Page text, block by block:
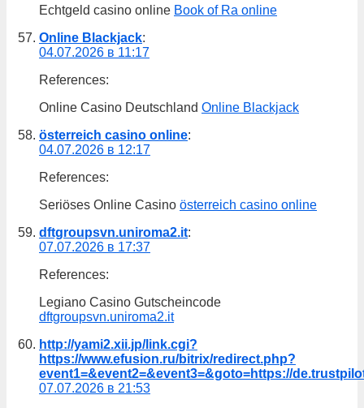
Echtgeld casino online Book of Ra online
Online Blackjack:
04.07.2026 в 11:17
References:
Online Casino Deutschland Online Blackjack
österreich casino online:
04.07.2026 в 12:17
References:
Seriöses Online Casino österreich casino online
dftgroupsvn.uniroma2.it:
07.07.2026 в 17:37
References:
Legiano Casino Gutscheincode
dftgroupsvn.uniroma2.it
http://yami2.xii.jp/link.cgi?
https://www.efusion.ru/bitrix/redirect.php?
event1=&event2=&event3=&goto=https://
07.07.2026 в 21:53